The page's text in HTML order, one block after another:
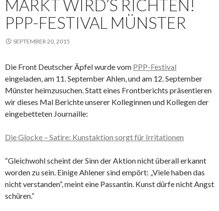
MARKT WIRD’S RICHTEN!
PPP-FESTIVAL MÜNSTER
SEPTEMBER 20, 2015
Die Front Deutscher Äpfel wurde vom PPP-Festival
eingeladen, am 11. September Ahlen, und am 12. September
Münster heimzusuchen. Statt eines Frontberichts präsentieren
wir dieses Mal Berichte unserer Kolleginnen und Kollegen der
eingebetteten Journaille:
Die Glocke – Satire: Kunstaktion sorgt für Irritationen
“Gleichwohl scheint der Sinn der Aktion nicht überall erkannt
worden zu sein. Einige Ahlener sind empört: „Viele haben das
nicht verstanden“, meint eine Passantin. Kunst dürfe nicht Angst
schüren.”